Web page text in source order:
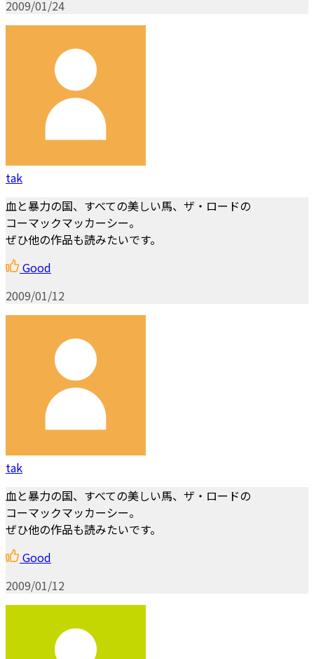
2009/01/24
tak
血と暴力の国、すべての美しい馬、ザ・ロードの
コーマックマッカーシー。
ぜひ他の作品も読みたいです。
Good
2009/01/12
tak
血と暴力の国、すべての美しい馬、ザ・ロードの
コーマックマッカーシー。
ぜひ他の作品も読みたいです。
Good
2009/01/12